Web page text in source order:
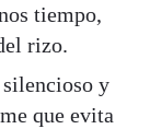
tiempo,
rizo.
y
que evita